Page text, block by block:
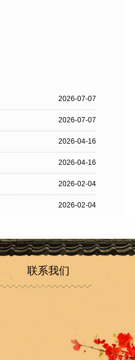
2026-07-07
2026-07-07
2026-04-16
2026-04-16
2026-02-04
2026-02-04
联系我们